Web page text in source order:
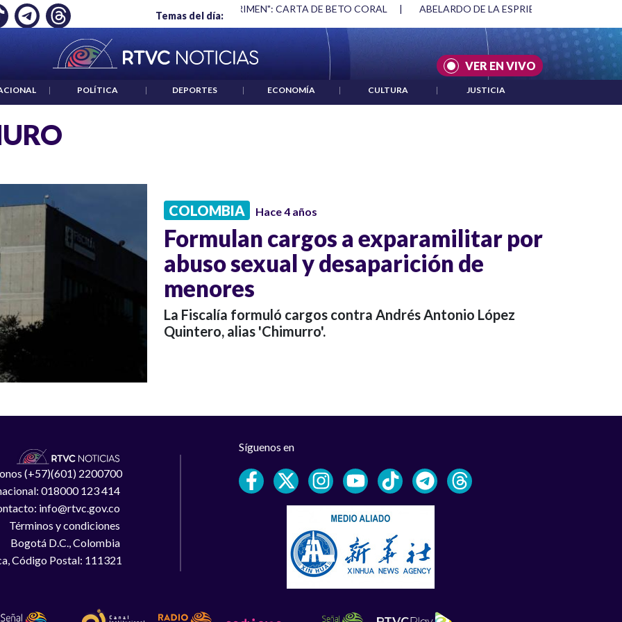
Temas del día:
EMPLEO: JP MORGAN "HABLAR NO ES UN CRIMEN": CARTA DE BETO CORAL | ABELARDO DE LA ESPRIELLA Y DMG
VER EN VIVO
| POLÍTICA | DEPORTES | ECONOMÍA | CULTURA | JUSTICIA
COLOMBIA Hace 4 años
Formulan cargos a exparamilitar por
abuso sexual y desaparición de
menores
La Fiscalía formuló cargos contra Andrés Antonio López
Quintero, alias 'Chimurro'.
(+57)(601) 2200700
018000 123 414
info@rtvc.gov.co
Términos y condiciones
Bogotá D.C., Colombia
Código Postal: 111321
Síguenos en